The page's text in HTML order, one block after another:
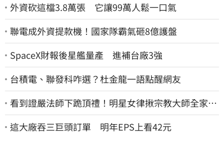
外資砍這檔3.8萬張 它讓99萬人鬆一口氣
聯電成外資提款機！國家隊霸氣砸8億護盤
SpaceX財報後星艦量產 進補台廠3強
台積電、聯發科咋選？杜金龍一語點醒網友
看到證嚴法師下跪頂禮！明星女律揪宗教大師全家詐
慈濟…全家爽睡黃金堆
這大廠吞三巨頭訂單 明年EPS上看42元